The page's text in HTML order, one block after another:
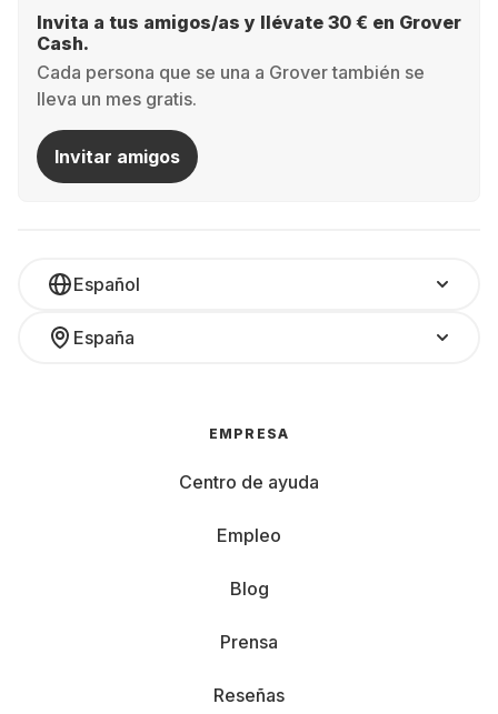
Invita a tus amigos/as y llévate 30 € en Grover
Cash.
Cada persona que se una a Grover también se
lleva un mes gratis.
Invitar amigos
Español
España
EMPRESA
Centro de ayuda
Empleo
Blog
Prensa
Reseñas